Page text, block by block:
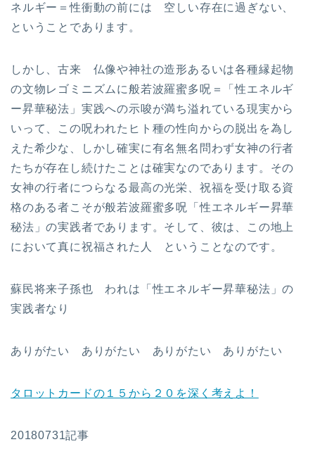
ネルギー＝性衝動の前には 空しい存在に過ぎない、
ということであります。
しかし、古来 仏像や神社の造形あるいは各種縁起物
の文物レゴミニズムに般若波羅蜜多呪＝「性エネルギ
ー昇華秘法」実践への示唆が満ち溢れている現実から
いって、この呪われたヒト種の性向からの脱出を為し
えた希少な、しかし確実に有名無名問わず女神の行者
たちが存在し続けたことは確実なのであります。その
女神の行者につらなる最高の光栄、祝福を受け取る資
格のある者こそが般若波羅蜜多呪「性エネルギー昇華
秘法」の実践者であります。そして、彼は、この地上
において真に祝福された人 ということなのです。
蘇民将来子孫也 われは「性エネルギー昇華秘法」の
実践者なり
ありがたい ありがたい ありがたい ありがたい
タロットカードの１５から２０を深く考えよ！
20180731記事